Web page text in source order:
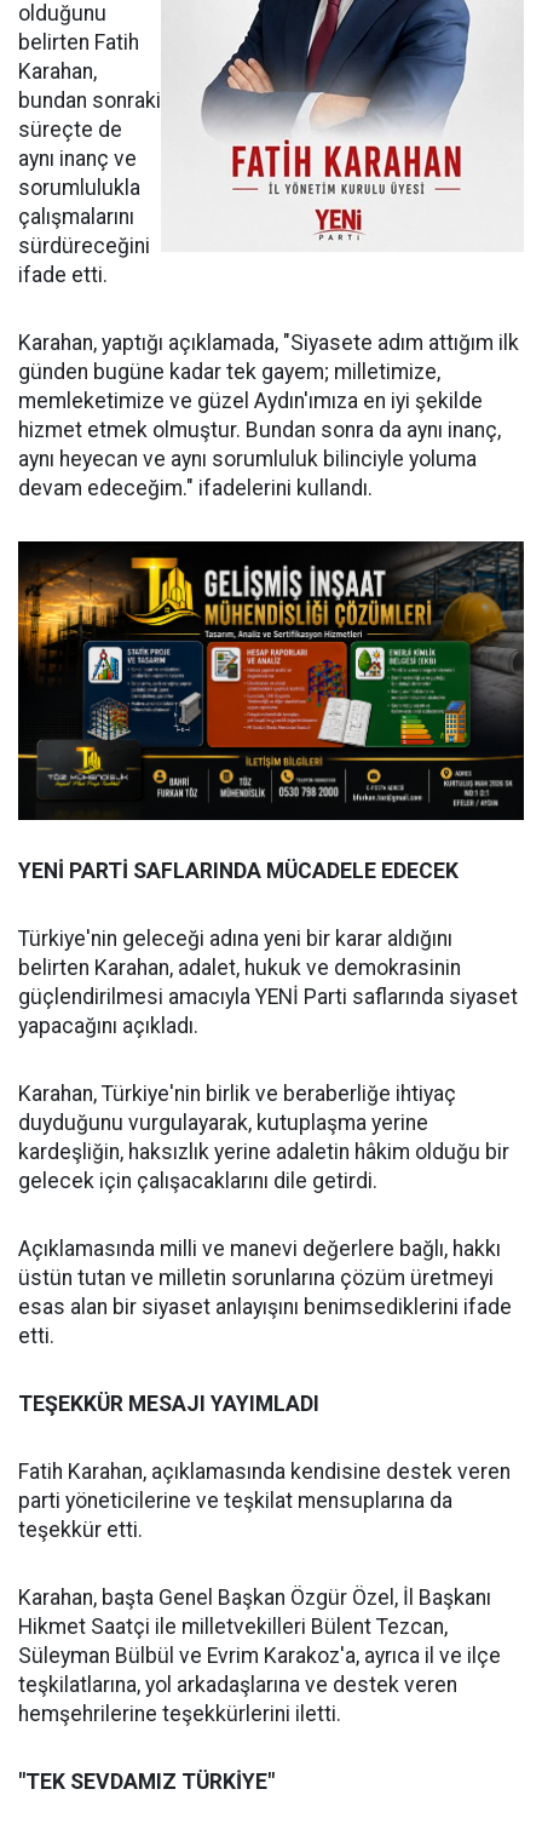
olduğunu
belirten Fatih
Karahan,
bundan sonraki
süreçte de
aynı inanç ve
sorumlulukla
çalışmalarını
sürdüreceğini
ifade etti.
Karahan, yaptığı açıklamada, "Siyasete adım attığım ilk
günden bugüne kadar tek gayem; milletimize,
memleketimize ve güzel Aydın'ımıza en iyi şekilde
hizmet etmek olmuştur. Bundan sonra da aynı inanç,
aynı heyecan ve aynı sorumluluk bilinciyle yoluma
devam edeceğim." ifadelerini kullandı.
YENİ PARTİ SAFLARINDA MÜCADELE EDECEK
Türkiye'nin geleceği adına yeni bir karar aldığını
belirten Karahan, adalet, hukuk ve demokrasinin
güçlendirilmesi amacıyla YENİ Parti saflarında siyaset
yapacağını açıkladı.
Karahan, Türkiye'nin birlik ve beraberliğe ihtiyaç
duyduğunu vurgulayarak, kutuplaşma yerine
kardeşliğin, haksızlık yerine adaletin hâkim olduğu bir
gelecek için çalışacaklarını dile getirdi.
Açıklamasında milli ve manevi değerlere bağlı, hakkı
üstün tutan ve milletin sorunlarına çözüm üretmeyi
esas alan bir siyaset anlayışını benimsediklerini ifade
etti.
TEŞEKKÜR MESAJI YAYIMLADI
Fatih Karahan, açıklamasında kendisine destek veren
parti yöneticilerine ve teşkilat mensuplarına da
teşekkür etti.
Karahan, başta Genel Başkan Özgür Özel, İl Başkanı
Hikmet Saatçi ile milletvekilleri Bülent Tezcan,
Süleyman Bülbül ve Evrim Karakoz'a, ayrıca il ve ilçe
teşkilatlarına, yol arkadaşlarına ve destek veren
hemşehrilerine teşekkürlerini iletti.
"TEK SEVDAMIZ TÜRKİYE"